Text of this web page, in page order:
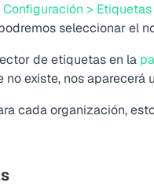
Configuración >
seleccionar el
de etiquetas en la
existe, nos aparecerá
cada organización,